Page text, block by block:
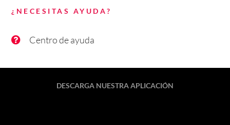
¿NECESITAS AYUDA?
Centro de ayuda
DESCARGA NUESTRA APLICACIÓN